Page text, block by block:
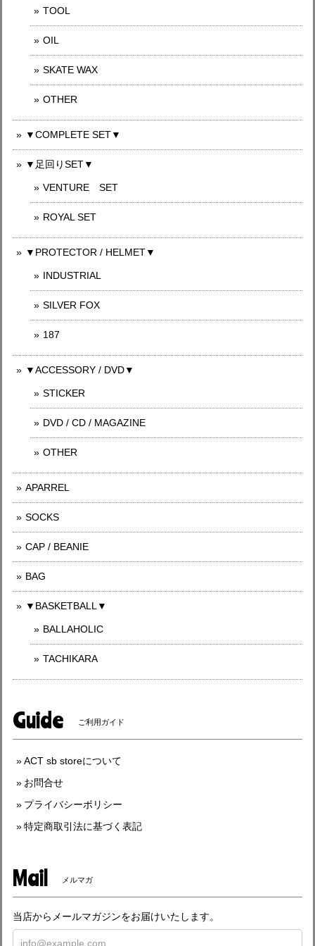
TOOL
OIL
SKATE WAX
OTHER
▼COMPLETE SET▼
▼足回りSET▼
VENTURE SET
ROYAL SET
▼PROTECTOR / HELMET▼
INDUSTRIAL
SILVER FOX
187
▼ACCESSORY / DVD▼
STICKER
DVD / CD / MAGAZINE
OTHER
APARREL
SOCKS
CAP / BEANIE
BAG
▼BASKETBALL▼
BALLAHOLIC
TACHIKARA
Guide ご利用ガイド
ACT sb storeについて
お問合せ
プライバシーポリシー
特定商取引法に基づく表記
Mail メルマガ
当店からメールマガジンをお届けいたします。